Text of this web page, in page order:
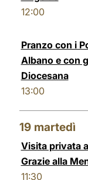
12:00
Pranzo con i
Albano e con
Diocesana
13:00
19 martedì
Visita privata
Grazie alla
11:30